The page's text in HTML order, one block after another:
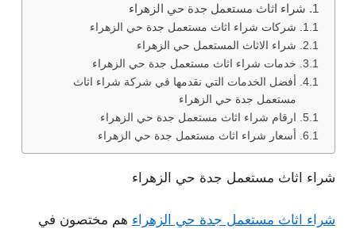
شراء اثاث مستعمل جدة حي الزهراء
شركات شراء اثاث مستعمل جدة حي الزهراء
شراء الاثاث المستعمل حي الزهراء
خدمات شراء اثاث مستعمل جدة حي الزهراء
أفضل الخدمات التي نقدمها في شركة شراء اثاث
مستعمل جدة حي الزهراء
ارقام شراء اثاث مستعمل جدة حي الزهراء
أسعار شراء اثاث مستعمل جدة حي الزهراء
شراء اثاث مستعمل جدة حي الزهراء
شراء اثاث مستعمل جدة حي الزهراء هم مختصون في